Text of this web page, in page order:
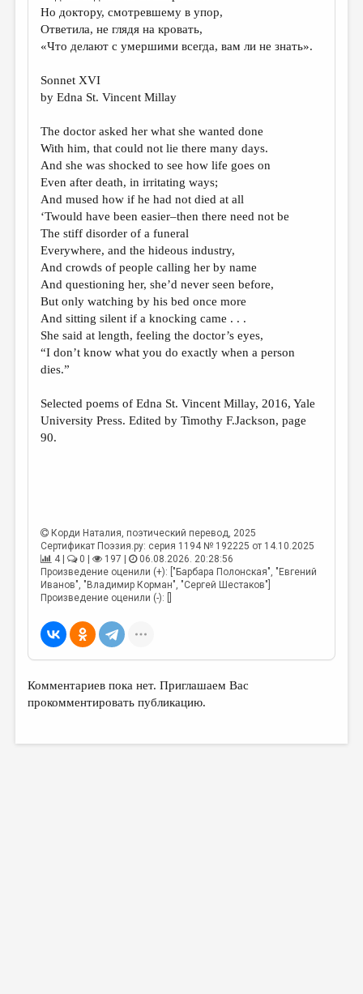
КОНКУРСЫ
ДЕТСКАЯ КОМНАТА
ОБЗОР ЛИТЕРАТУРЫ
СТРАНИЦЫ ПАМЯТИ
ОБЪЯВЛЕНИЯ
РЕДКОЛЛЕГИЯ
ОТ РЕДАКЦИИ
МАЛАЯ ПРОЗА
ЭССЕИСТИКА
ЛИТЕРАТУРОВЕДЕНИЕ
КУЛЬТУРОВЕДЕНИЕ
РЕЦЕНЗИРОВАНИЕ
ЦИКЛЫ ПУБЛИКАЦИЙ
ВКОНТАКТЕ
Но доктору, смотревшему в упор,
Ответила, не глядя на кровать,
«Что делают с умершими всегда, вам ли не знать».
Sonnet XVI
by Edna St. Vincent Millay
The doctor asked her what she wanted done
With him, that could not lie there many days.
And she was shocked to see how life goes on
Even after death, in irritating ways;
And mused how if he had not died at all
‘Twould have been easier–then there need not be
The stiff disorder of a funeral
Everywhere, and the hideous industry,
And crowds of people calling her by name
And questioning her, she’d never seen before,
But only watching by his bed once more
And sitting silent if a knocking came . . .
She said at length, feeling the doctor’s eyes,
“I don’t know what you do exactly when a person
dies.”
Selected poems of Edna St. Vincent Millay, 2016, Yale
University Press. Edited by Timothy F.Jackson, page
90.
Корди Наталия, поэтический перевод, 2025
Сертификат Поэзия.ру: серия 1194 № 192225 от 14.10.2025
4 |
0 | 197 |
06.08.2026. 20:28:56
Произведение оценили (+): ["Барбара Полонская", "Евгений
Иванов", "Владимир Корман", "Сергей Шестаков"]
Произведение оценили (-): []
Комментариев пока нет. Приглашаем Вас
прокомментировать публикацию.